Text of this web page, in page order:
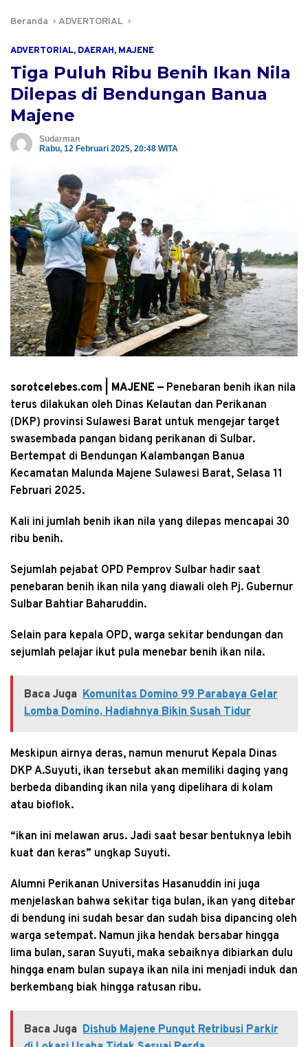
Beranda ADVERTORIAL
ADVERTORIAL, DAERAH, MAJENE
Tiga Puluh Ribu Benih Ikan Nila
Dilepas di Bendungan Banua
Majene
Sudarman
Rabu, 12 Februari 2025, 20:48 WITA
sorotcelebes.com | MAJENE — Penebaran benih ikan nila
terus dilakukan oleh Dinas Kelautan dan Perikanan
(DKP) provinsi Sulawesi Barat untuk mengejar target
swasembada pangan bidang perikanan di Sulbar.
Bertempat di Bendungan Kalambangan Banua
Kecamatan Malunda Majene Sulawesi Barat, Selasa 11
Februari 2025.
Kali ini jumlah benih ikan nila yang dilepas mencapai 30
ribu benih.
Sejumlah pejabat OPD Pemprov Sulbar hadir saat
penebaran benih ikan nila yang diawali oleh Pj. Gubernur
Sulbar Bahtiar Baharuddin.
Selain para kepala OPD, warga sekitar bendungan dan
sejumlah pelajar ikut pula menebar benih ikan nila.
Baca Juga Komunitas Domino 99 Parabaya Gelar
Lomba Domino, Hadiahnya Bikin Susah Tidur
Meskipun airnya deras, namun menurut Kepala Dinas
DKP A.Suyuti, ikan tersebut akan memiliki daging yang
berbeda dibanding ikan nila yang dipelihara di kolam
atau bioflok.
“ikan ini melawan arus. Jadi saat besar bentuknya lebih
kuat dan keras” ungkap Suyuti.
Alumni Perikanan Universitas Hasanuddin ini juga
menjelaskan bahwa sekitar tiga bulan, ikan yang ditebar
di bendung ini sudah besar dan sudah bisa dipancing oleh
warga setempat. Namun jika hendak bersabar hingga
lima bulan, saran Suyuti, maka sebaiknya dibiarkan dulu
hingga enam bulan supaya ikan nila ini menjadi induk dan
berkembang biak hingga ratusan ribu.
Baca Juga Dishub Majene Pungut Retribusi Parkir